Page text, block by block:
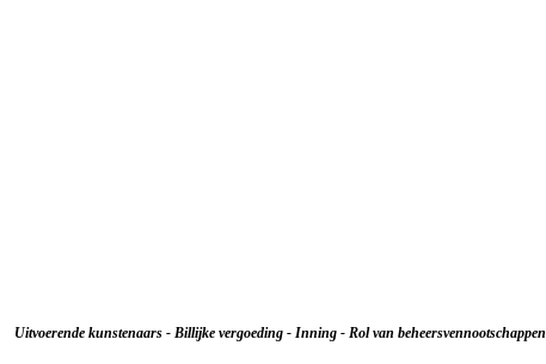
Uitvoerende kunstenaars - Billijke vergoeding - Inning - Rol van beheersvennootschappen